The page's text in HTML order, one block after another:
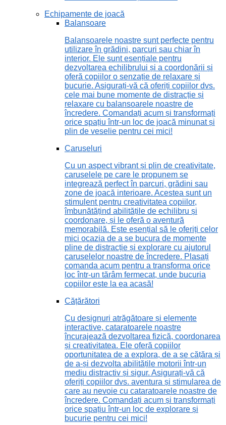
Echipamente de joacă
Balansoare
Balansoarele noastre sunt perfecte pentru
utilizare în grădini, parcuri sau chiar în
interior. Ele sunt esențiale pentru
dezvoltarea echilibrului și a coordonării și
oferă copiilor o senzație de relaxare și
bucurie. Asigurați-vă că oferiți copiilor dvs.
cele mai bune momente de distracție și
relaxare cu balansoarele noastre de
încredere. Comandați acum și transformați
orice spațiu într-un loc de joacă minunat și
plin de veselie pentru cei mici!
Caruseluri
Cu un aspect vibrant și plin de creativitate,
caruselele pe care le propunem se
integrează perfect în parcuri, grădini sau
zone de joacă interioare. Acestea sunt un
stimulent pentru creativitatea copiilor,
îmbunătățind abilitățile de echilibru și
coordonare, și le oferă o aventură
memorabilă. Este esențial să le oferiți celor
mici ocazia de a se bucura de momente
pline de distracție și explorare cu ajutorul
caruselelor noastre de încredere. Plasați
comanda acum pentru a transforma orice
loc într-un tărâm fermecat, unde bucuria
copiilor este la ea acasă!
Cățărători
Cu designuri atrăgătoare și elemente
interactive, cataratoarele noastre
încurajează dezvoltarea fizică, coordonarea
și creativitatea. Ele oferă copiilor
oportunitatea de a explora, de a se cățăra și
de a-și dezvolta abilitățile motorii într-un
mediu distractiv și sigur. Asigurați-vă că
oferiți copiilor dvs. aventura și stimularea de
care au nevoie cu cataratoarele noastre de
încredere. Comandați acum și transformați
orice spațiu într-un loc de explorare și
bucurie pentru cei mici!